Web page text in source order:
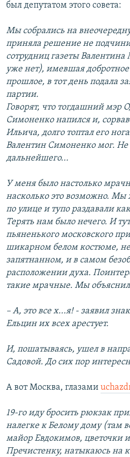
был депутатом этого совета:
Мы собрались на
приняла решение не
сотрудниц газеты
уже нет), имевшая
прошлое, в тот день подала
партии.
Говорят, что тогдашний мэр
Симоненко напился и,
Ильича, долго топтал его
Валентин Симоненко мог. Не
дальнейшего...
У меня было настолько
насколько это возможно. Мы
по улице и тупо раздавали
Терять нам было нечего. И
пьяненького московского
шикарном белом костюме,
запятнанном, и в самом
расположении духа.
такие мрачные. Мы
– А, это все х...я! - заявил
Ельцин их всех арестует.
И, пошатываясь, ушел в
Садовой. До сих пор
А вот Москва, глазами
19-го иду бросить рюкзак
налегке к Белому дому (там
майор Евдокимов, цветочки
Пречистенку, натыкаюсь на